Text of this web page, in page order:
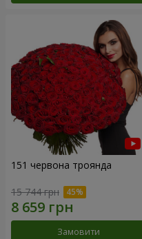
151 червона троянда
15 744 грн
Замовити